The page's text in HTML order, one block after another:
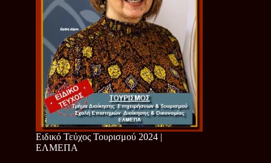
Ειδικό Τεύχος Τουρισμού 2024 |
ΕΛΜΕΠΑ